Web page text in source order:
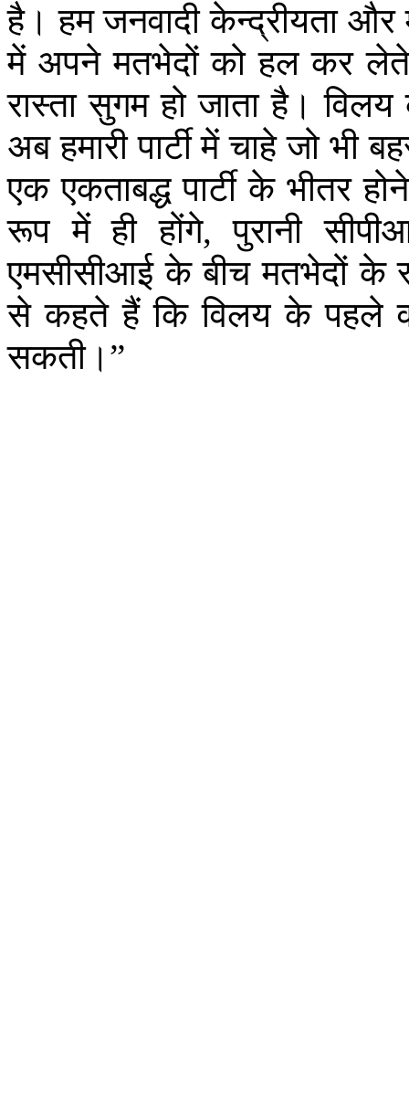
है। हम जनवादी केन्द्रीयता और
में अपने मतभेदों को हल कर लेते
रास्ता सुगम हो जाता है। विलय
अब हमारी पार्टी में चाहे जो भी
एक एकताबद्ध पार्टी के भीतर होने
रूप में ही होंगे,पुरानी
एमसीसीआई के बीच मतभेदों के
से कहते हैं कि विलय के पहले
सकती। ”